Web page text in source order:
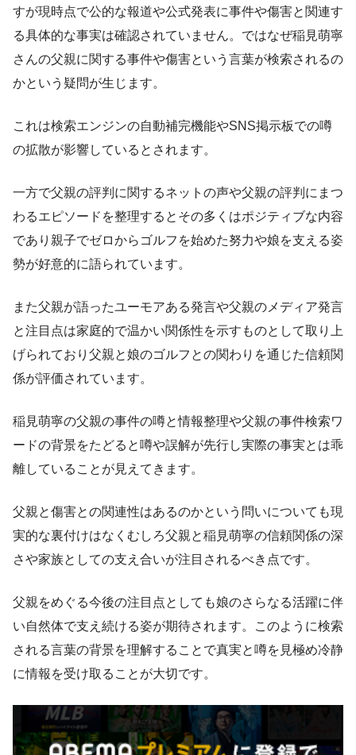
すが現時点で公的な報道や公式発表に事件や傷害と関連す
る具体的な事実は確認されていません。ではなぜ稲見萌寧
さんの父親に関する事件や傷害という言葉が検索されるの
かという疑問が生じます。
これは検索エンジンの自動補完機能やSNS掲示板での噂
の拡散が影響しているとされます。
一方で父親の評判に関するネットの声や父親の評判にまつ
わるエピソードを整理するとその多くはポジティブな内容
であり親子でゼロからゴルフを始めた努力や娘を支える姿
勢が好意的に語られています。
また父親が語ったユーモアある発言や父親のメディア発言
と注目点は家庭的で温かい関係性を示すものとして取り上
げられており父親と娘のゴルフとの関わりを通じた信頼関
係が評価されています。
稲見萌寧の父親の事件の噂と情報整理や父親の事件検索ワ
ードの背景をたどると噂や誤解が先行し実際の事実とは乖
離していることが見えてきます。
父親と傷害との関連性はあるのかという問いについても現
実的な裏付けはなくむしろ父親と稲見萌寧の信頼関係の深
さや家族としての支え合いが注目されるべき点です。
父親をめぐる今後の注目点としても娘のさらなる活躍に伴
い自然体で支え続ける姿が期待されます。このように検索
される言葉の背景を理解することで真実と噂を見極め冷静
に情報を受け取ることが大切です。